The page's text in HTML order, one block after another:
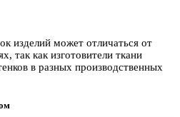
изделий может отличаться от
так как изготовители ткани
в разных производственных